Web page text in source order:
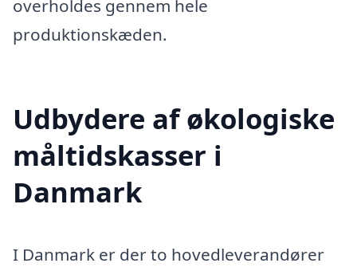
overholdes gennem hele
produktionskæden.
Udbydere af økologiske
måltidskasser i
Danmark
I Danmark er der to hovedleverandører